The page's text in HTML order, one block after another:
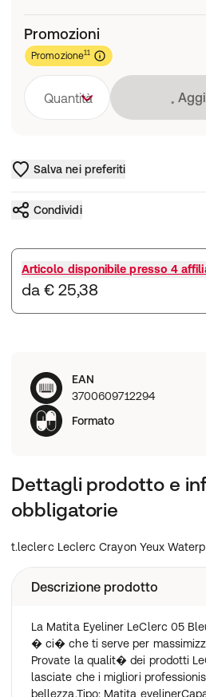
Promozioni
Promozione11
Quantità
Salva nei preferiti
Condividi
Articolo disponibile presso 4
da € 25,38
EAN
3700609712294
Formato
Dettagli prodotto e
obbligatorie
t.leclerc Leclerc Crayon Yeux
Descrizione prodotto
La Matita Eyeliner LeClerc 05
� ci� che ti serve per
Provate la qualit� dei prodotti
lasciate che i migliori
bellezza.Tipo: Matita